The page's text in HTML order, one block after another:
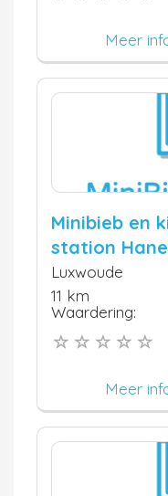
Meer
Minibieb en
station
Luxwoude
11 km
Waardering:
Meer